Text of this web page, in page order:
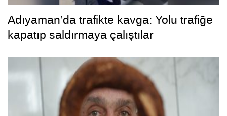
Adıyaman’da trafikte kavga: Yolu trafiğe
kapatıp saldırmaya çalıştılar